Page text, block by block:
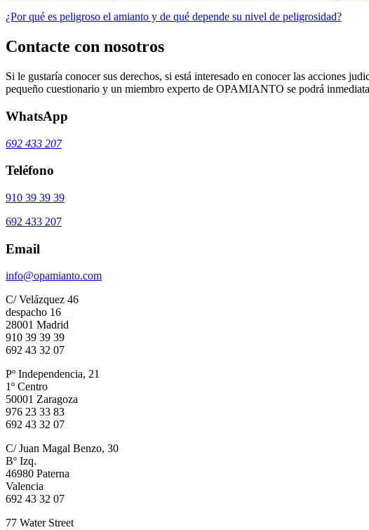
¿Por qué es peligroso el amianto y de qué depende su nivel de peligrosidad?
Contacte con nosotros
Si le gustaría conocer sus derechos, si está interesado en conocer las acciones
pequeño cuestionario y un miembro experto de OPAMIANTO se podrá
WhatsApp
692 433 207
Teléfono
910 39 39 39
692 433 207
Email
info@opamianto.com
C/ Velázquez 46
despacho 16
28001 Madrid
910 39 39 39
692 43 32 07
Pº Independencia, 21
1º Centro
50001 Zaragoza
976 23 33 83
692 43 32 07
C/ Juan Magal Benzo, 30
Bº Izq.
46980 Paterna
Valencia
692 43 32 07
77 Water Street